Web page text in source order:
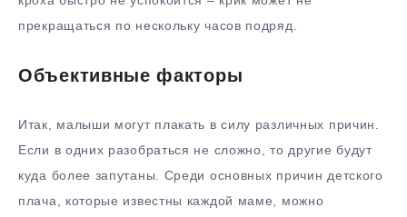
прекращаться по нескольку часов подряд.
Объективные факторы
Итак, малыши могут плакать в силу различных причин.
Если в одних разобраться не сложно, то другие будут
куда более запутаны. Среди основных причин детского
плача, которые известны каждой маме, можно